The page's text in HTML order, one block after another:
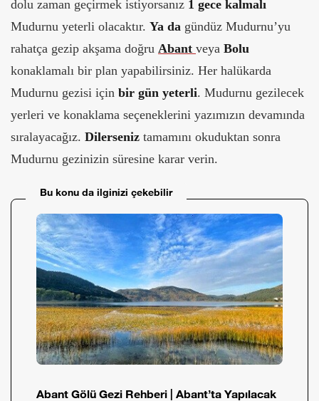
dolu zaman geçirmek istiyorsanız 1 gece kalmalı
Mudurnu yeterli olacaktır. Ya da gündüz Mudurnu’yu
rahatça gezip akşama doğru Abant veya Bolu
konaklamalı bir plan yapabilirsiniz. Her halükarda
Mudurnu gezisi için bir gün yeterli. Mudurnu gezilecek
yerleri ve konaklama seçeneklerini yazımızın devamında
sıralayacağız. Dilerseniz tamamını okuduktan sonra
Mudurnu gezinizin süresine karar verin.
Bu konu da ilginizi çekebilir
Abant Gölü Gezi Rehberi | Abant’ta Yapılacak